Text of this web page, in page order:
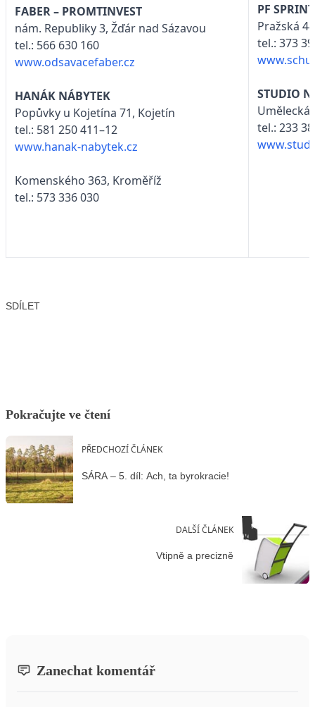
FABER – PROMTINVEST
nám. Republiky 3, Žďár nad Sázavou
tel.: 566 630 160
www.odsavacefaber.cz
HANÁK NÁBYTEK
Popůvky u Kojetína 71, Kojetín
tel.: 581 250 411–12
www.hanak-nabytek.cz
Komenského 363, Kroměříž
tel.: 573 336 030
PF SPRINT
Pražská
tel.: 373
STUDIO
Umělecká
tel.: 233
SDÍLET
Pokračujte ve čtení
PŘEDCHOZÍ ČLÁNEK
SÁRA – 5. díl: Ach, ta byrokracie!
DALŠÍ ČLÁNEK
Vtipně a precizně
Zanechat komentář